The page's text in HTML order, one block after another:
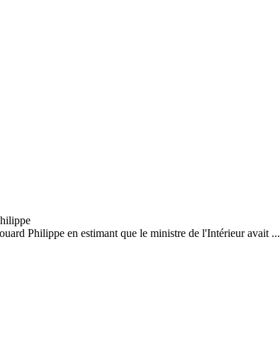
Philippe en estimant que le ministre de l'Intérieur avait ...